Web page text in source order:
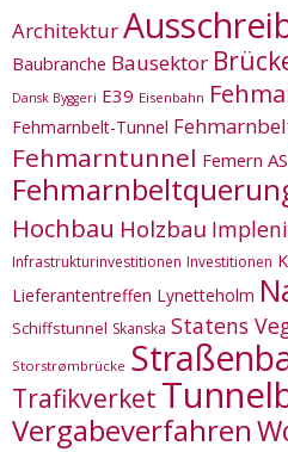
Architektur
Baubranche Bausektor
Dansk Byggeri E39 Eisenbahn
Fehmarnbelt-Tunnel
Fehmarntunnel Femern AS
Hochbau Holzbau
Infrastrukturinvestitionen Investitionen
Lieferantentreffen Lynetteholm
Schiffstunnel Skanska Statens
Storstrømbrücke
Trafikverket
Vergabeverfahren